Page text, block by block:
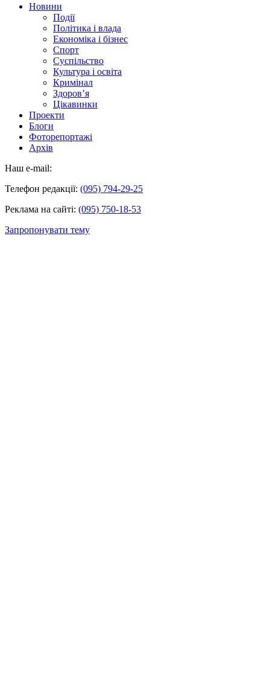
Новини
Події
Політика і влада
Економіка і бізнес
Спорт
Суспільство
Культура і освіта
Кримінал
Здоров’я
Цікавинки
Проекти
Блоги
Фоторепортажі
Архів
Наш e-mail:
Телефон редакції: (095) 794-29-25
Реклама на сайті: (095) 750-18-53
Запропонувати тему